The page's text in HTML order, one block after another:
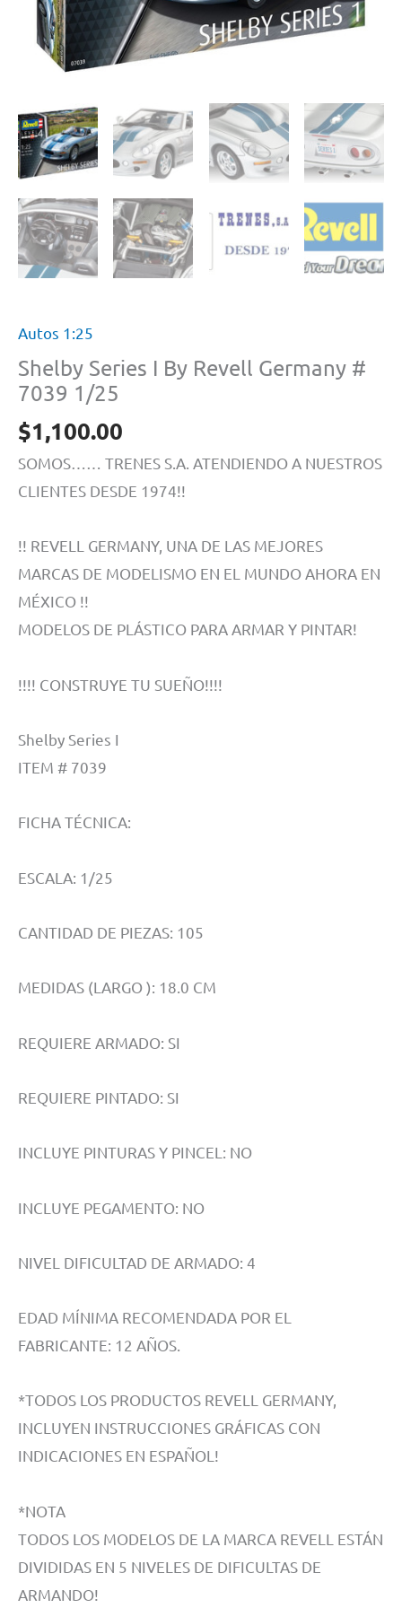
Autos 1:25
Shelby Series I By Revell Germany #
7039 1/25
$1,100.00
SOMOS…… TRENES S.A. ATENDIENDO A NUESTROS
CLIENTES DESDE 1974!!
!! REVELL GERMANY, UNA DE LAS MEJORES
MARCAS DE MODELISMO EN EL MUNDO AHORA EN
MÉXICO !!
MODELOS DE PLÁSTICO PARA ARMAR Y PINTAR!
!!!! CONSTRUYE TU SUEÑO!!!!
Shelby Series I
ITEM # 7039
FICHA TÉCNICA:
ESCALA: 1/25
CANTIDAD DE PIEZAS: 105
MEDIDAS (LARGO ): 18.0 CM
REQUIERE ARMADO: SI
REQUIERE PINTADO: SI
INCLUYE PINTURAS Y PINCEL: NO
INCLUYE PEGAMENTO: NO
NIVEL DIFICULTAD DE ARMADO: 4
EDAD MÍNIMA RECOMENDADA POR EL
FABRICANTE: 12 AÑOS.
*TODOS LOS PRODUCTOS REVELL GERMANY,
INCLUYEN INSTRUCCIONES GRÁFICAS CON
INDICACIONES EN ESPAÑOL!
*NOTA
TODOS LOS MODELOS DE LA MARCA REVELL ESTÁN
DIVIDIDAS EN 5 NIVELES DE DIFICULTAS DE
ARMANDO!